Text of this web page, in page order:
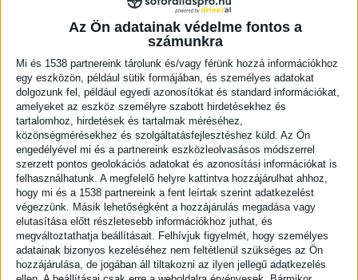
Az Ön adatainak védelme fontos a
számunkra
Mi és 1538 partnereink tárolunk és/vagy férünk hozzá információkhoz
egy eszközön, például sütik formájában, és személyes adatokat
dolgozunk fel, például egyedi azonosítókat és standard információkat,
amelyeket az eszköz személyre szabott hirdetésekhez és
tartalomhoz, hirdetések és tartalmak méréséhez,
közönségmérésekhez és szolgáltatásfejlesztéshez küld. Az Ön
engedélyével mi és a partnereink eszközleolvasásos módszerrel
szerzett pontos geolokációs adatokat és azonosítási információkat is
felhasználhatunk. A megfelelő helyre kattintva hozzájárulhat ahhoz,
hogy mi és a 1538 partnereink a fent leírtak szerint adatkezelést
végezzünk. Másik lehetőségként a hozzájárulás megadása vagy
elutasítása előtt részletesebb információkhoz juthat, és
megváltoztathatja beállításait. Felhívjuk figyelmét, hogy személyes
adatainak bizonyos kezeléséhez nem feltétlenül szükséges az Ön
hozzájárulása, de jogában áll tiltakozni az ilyen jellegű adatkezelés
Sefta-ker Kft.
i
Sofőr állás - Nyerges billencsre keresek napi
bejárós gépkocsi vezetőt Hernádkak